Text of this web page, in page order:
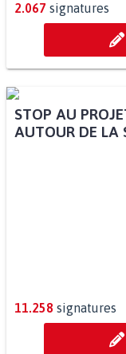
2.067 signatures
11.258 signatures